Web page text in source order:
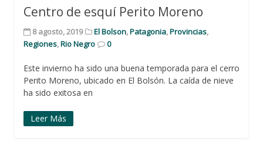
Centro de esquí Perito Moreno
8 agosto, 2019 El Bolson,Patagonia,Provincias,
Regiones,Rio Negro 0
Este invierno ha sido una buena temporada para el cerro
Perito Moreno, ubicado en El Bolsón. La caída de nieve
ha sido exitosa en
Leer Más